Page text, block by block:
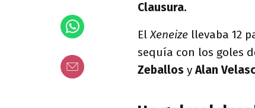
Clausura.
ElXeneize llevaba 12
sequía con los goles
Zeballos yAlan